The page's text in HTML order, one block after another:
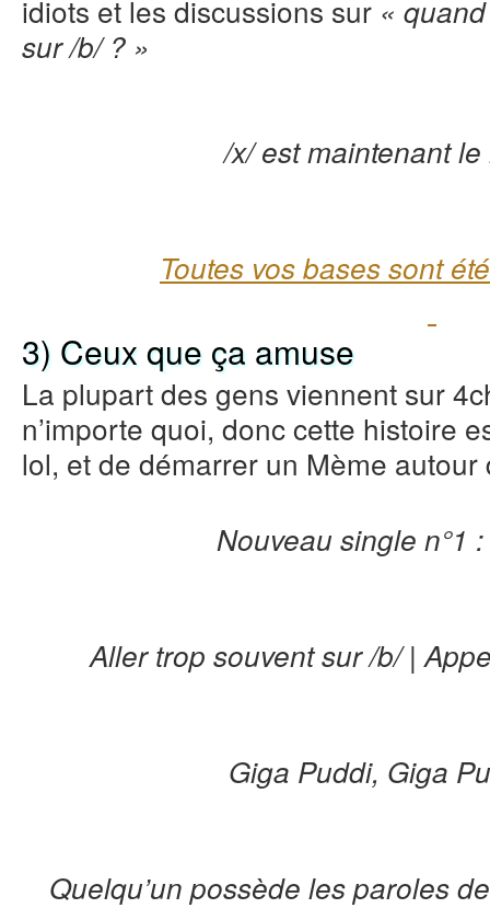
idiots et les discussions sur «
sur /b/ ? »
/x/ est maintenant
Toutes vos bases sont
3) Ceux que ça amuse
La plupart des gens viennent sur
n’importe quoi, donc cette histoire
lol, et de démarrer un Mème autour
Nouveau single n°1
Aller trop souvent sur /b/ |
Giga Puddi, Giga
Quelqu’un possède les paroles